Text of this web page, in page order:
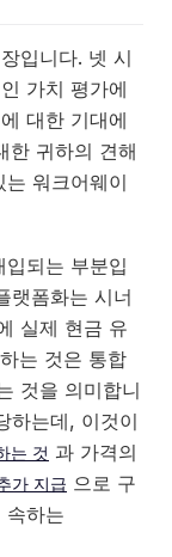
입니다. 넷 시
가치 평가에
대한 기대에
한 귀하의 견해
워크어웨이
되는 부분입
랫폼화는 시너
실제 현금 유
는 것은 통합
것을 의미합니
하는데, 이것이
는 것 과 가격의
가 지급 으로 구
속하는